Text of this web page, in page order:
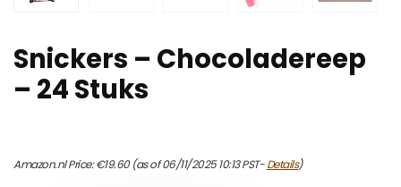
Snickers – Chocoladereep
– 24 Stuks
Amazon.nl Price:€19.60(as of 06/11/2025 10:13 PST-Details)